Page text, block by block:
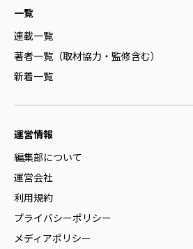
一覧
連載一覧
著者一覧（取材協力・監修含む）
新着一覧
運営情報
編集部について
運営会社
利用規約
プライバシーポリシー
メディアポリシー